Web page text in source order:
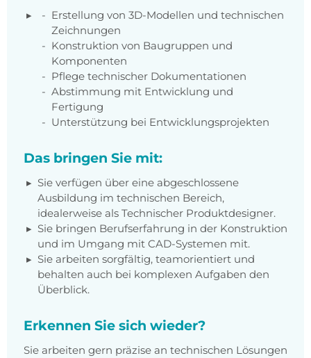
Erstellung von 3D-Modellen und technischen
Zeichnungen
Konstruktion von Baugruppen und
Komponenten
Pflege technischer Dokumentationen
Abstimmung mit Entwicklung und
Fertigung
Unterstützung bei Entwicklungsprojekten
Das bringen Sie mit:
Sie verfügen über eine abgeschlossene
Ausbildung im technischen Bereich,
idealerweise als Technischer Produktdesigner.
Sie bringen Berufserfahrung in der Konstruktion
und im Umgang mit CAD-Systemen mit.
Sie arbeiten sorgfältig, teamorientiert und
behalten auch bei komplexen Aufgaben den
Überblick.
Erkennen Sie sich wieder?
Sie arbeiten gern präzise an technischen Lösungen